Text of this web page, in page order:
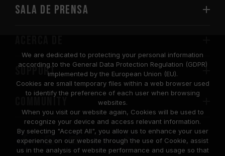
Sala de prensa
SUPPORT
COMMUNITY
We are dedicated to protecting your personal information
according to the General Data Protection Regulation (GDPR)
implemented by the European Union (EU).
Cookies are small temporary files within a web browser used
to identify the preference of each user when browsing
websites.
When you visit our website again, Cookies will be used to
recognize your device and access relevant information.
By selecting "Accept All", you allow us to enhance your user
experience on our website through the use of Cookie, assist
us in the analysis of website performance and usage so that